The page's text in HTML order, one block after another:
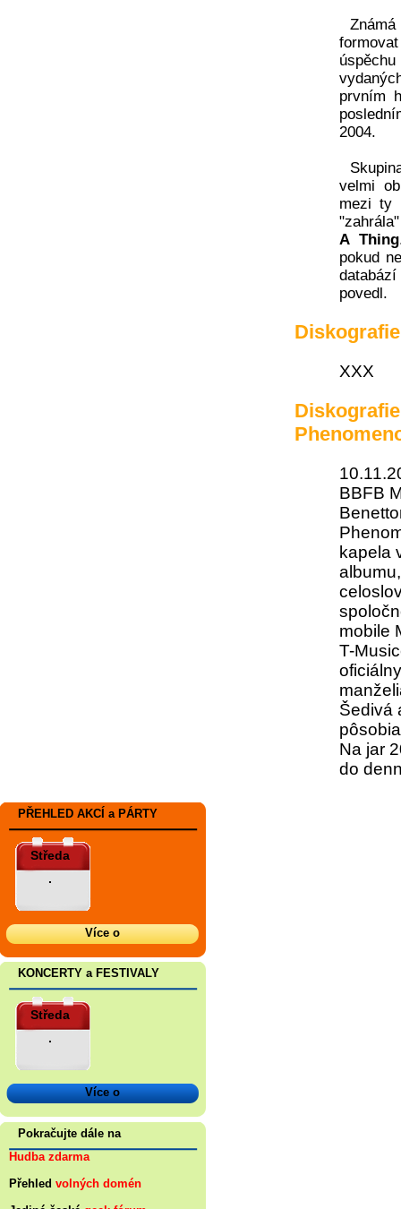
prvním
2004.
velmi
mezi ty
A Thing
pokud
povedl.
XXX
BBFB
kapela
mobile
T-
Šedivá
Na jar
do
PŘEHLED AKCÍ a PÁRTY
Středa
.
Více o
KONCERTY a FESTIVALY
Středa
.
Více o
Pokračujte dále na
Hudba zdarma
Přehled volných domén